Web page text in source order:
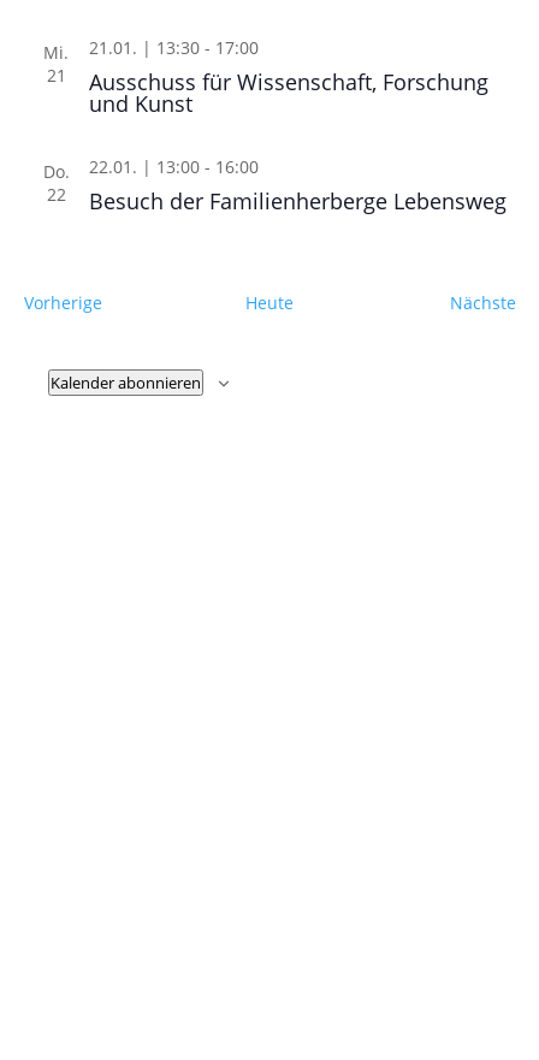
Mi.
21
Ausschuss für Wissenschaft, Forschung
und Kunst
21.01. | 13:30- 17:00
Do.
22
Besuch der Familienherberge Lebensweg
22.01. | 13:00- 16:00
VorherigeVeranstaltungen Heute Nächste
Kalender abonnieren